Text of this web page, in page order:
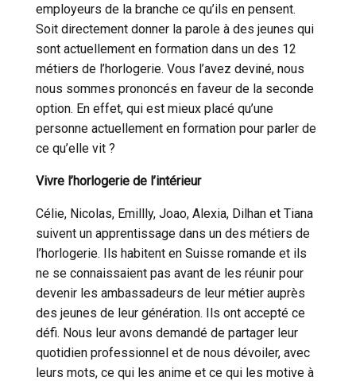
employeurs de la branche ce qu’ils en pensent.
Soit directement donner la parole à des jeunes qui
sont actuellement en formation dans un des 12
métiers de l’horlogerie. Vous l’avez deviné, nous
nous sommes prononcés en faveur de la seconde
option. En effet, qui est mieux placé qu’une
personne actuellement en formation pour parler de
ce qu’elle vit ?
Vivre l’horlogerie de l’intérieur
Célie, Nicolas, Emillly, Joao, Alexia, Dilhan et Tiana
suivent un apprentissage dans un des métiers de
l’horlogerie. Ils habitent en Suisse romande et ils
ne se connaissaient pas avant de les réunir pour
devenir les ambassadeurs de leur métier auprès
des jeunes de leur génération. Ils ont accepté ce
défi. Nous leur avons demandé de partager leur
quotidien professionnel et de nous dévoiler, avec
leurs mots, ce qui les anime et ce qui les motive à
OUI